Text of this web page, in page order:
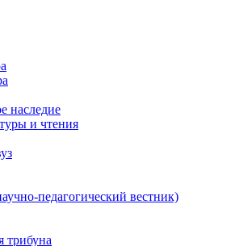
наследие
и чтения
педагогический вестник)
трибуна